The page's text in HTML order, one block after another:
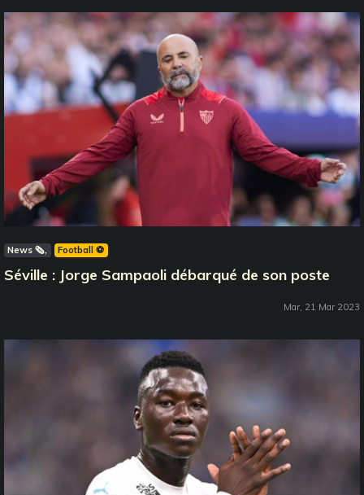
News 🗞️ Football ⚽️
Séville : Jorge Sampaoli débarqué de son poste
Mar, 21 Mar 2023